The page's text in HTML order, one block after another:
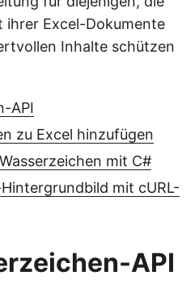
ihrer Excel-Dokumente
Inhalte schützen
API
zu Excel hinzufügen
mit C#
mit cURL-
API